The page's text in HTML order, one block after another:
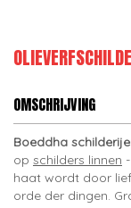
OMSCHRIJVING
Boeddha
op schilders linnen
haat wordt door
orde der dingen.